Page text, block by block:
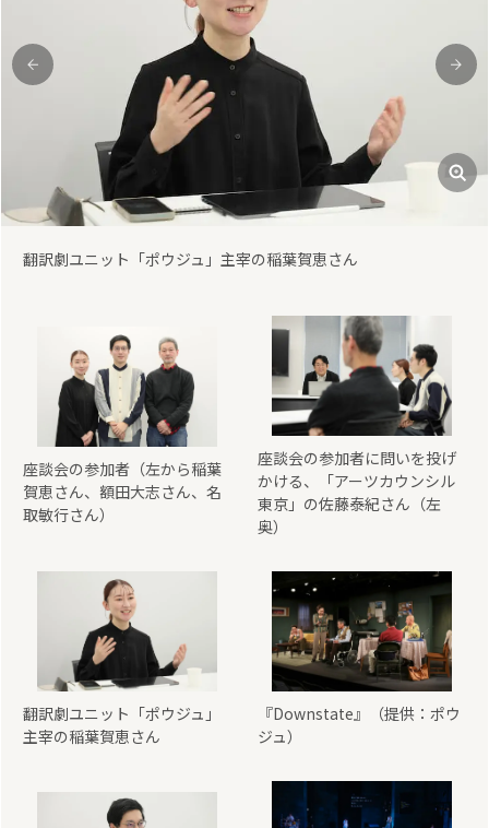
前
翻訳劇ユニット「ポウジュ」主宰の稲葉賀恵さん
次
座談会の参加者（左から稲葉
賀恵さん、額田大志さん、名
取敏行さん）
座談会の参加者に問いを投げ
かける、「アーツカウンシル
東京」の佐藤泰紀さん（左
奥）
翻訳劇ユニット「ポウジュ」
主宰の稲葉賀恵さん
『Downstate』（提供：ポウ
ジュ）